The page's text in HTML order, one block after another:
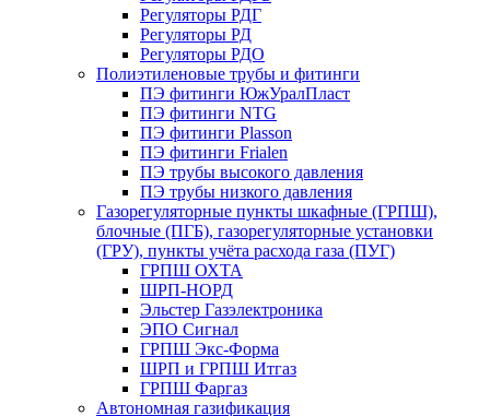
Регуляторы РДГ
Регуляторы РД
Регуляторы РДО
Полиэтиленовые трубы и фитинги
ПЭ фитинги ЮжУралПласт
ПЭ фитинги NTG
ПЭ фитинги Plasson
ПЭ фитинги Frialen
ПЭ трубы высокого давления
ПЭ трубы низкого давления
Газорегуляторные пункты шкафные (ГРПШ),
блочные (ПГБ), газорегуляторные установки
(ГРУ), пункты учёта расхода газа (ПУГ)
ГРПШ ОХТА
ШРП-НОРД
Эльстер Газэлектроника
ЭПО Сигнал
ГРПШ Экс-Форма
ШРП и ГРПШ Итгаз
ГРПШ Фаргаз
Автономная газификация